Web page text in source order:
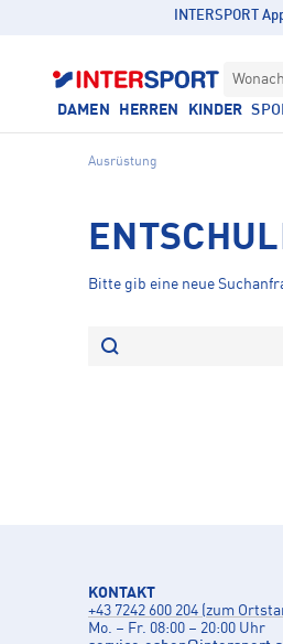
INTERSPORT
DAMEN HERREN KINDER
Ausrüstung
Bitte gib eine neue
KONTAKT
+43 7242 600 204 (zum
Mo. – Fr. 08:00 – 20:00 Uhr